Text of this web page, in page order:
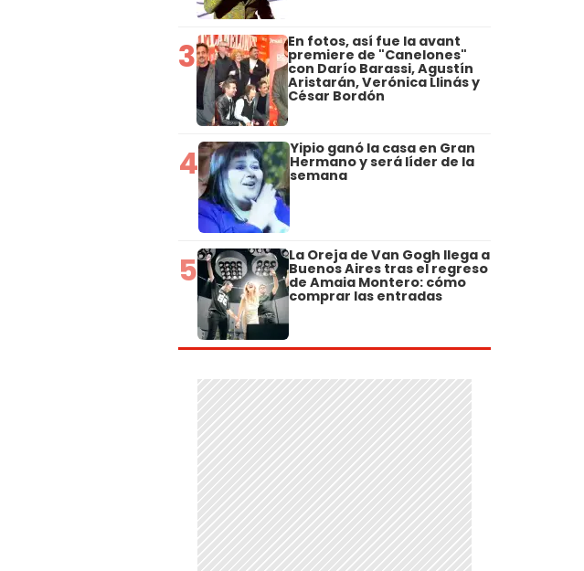
3 En fotos, así fue la avant
premiere de "Canelones"
con Darío Barassi, Agustín
Aristarán, Verónica Llinás y
César Bordón
4 Yipio ganó la casa en Gran
Hermano y será líder de la
semana
5 La Oreja de Van Gogh llega a
Buenos Aires tras el regreso
de Amaia Montero: cómo
comprar las entradas